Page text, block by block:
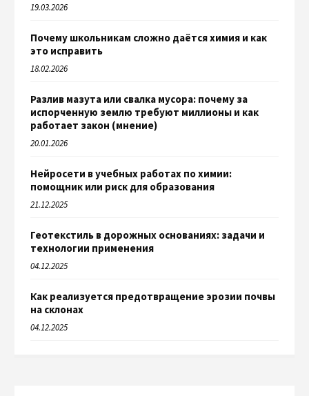
19.03.2026
Почему школьникам сложно даётся химия и как
это исправить
18.02.2026
Разлив мазута или свалка мусора: почему за
испорченную землю требуют миллионы и как
работает закон (мнение)
20.01.2026
Нейросети в учебных работах по химии:
помощник или риск для образования
21.12.2025
Геотекстиль в дорожных основаниях: задачи и
технологии применения
04.12.2025
Как реализуется предотвращение эрозии почвы
на склонах
04.12.2025